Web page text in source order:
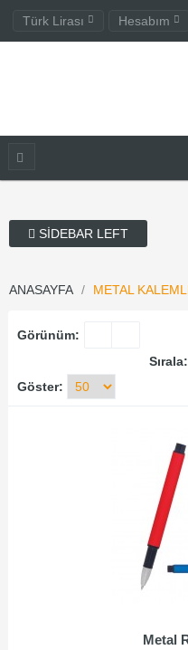
Türk Lirası Hesabım
SIDEBAR LEFT
ANASAYFA METAL
Görünüm:
Sırala:
Göster:
Metal